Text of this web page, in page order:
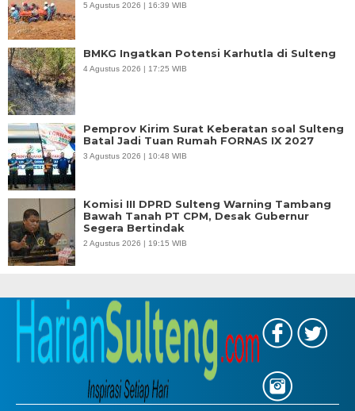
5 Agustus 2026 | 16:39 WIB
BMKG Ingatkan Potensi Karhutla di Sulteng
4 Agustus 2026 | 17:25 WIB
Pemprov Kirim Surat Keberatan soal Sulteng
Batal Jadi Tuan Rumah FORNAS IX 2027
3 Agustus 2026 | 10:48 WIB
Komisi III DPRD Sulteng Warning Tambang
Bawah Tanah PT CPM, Desak Gubernur
Segera Bertindak
2 Agustus 2026 | 19:15 WIB